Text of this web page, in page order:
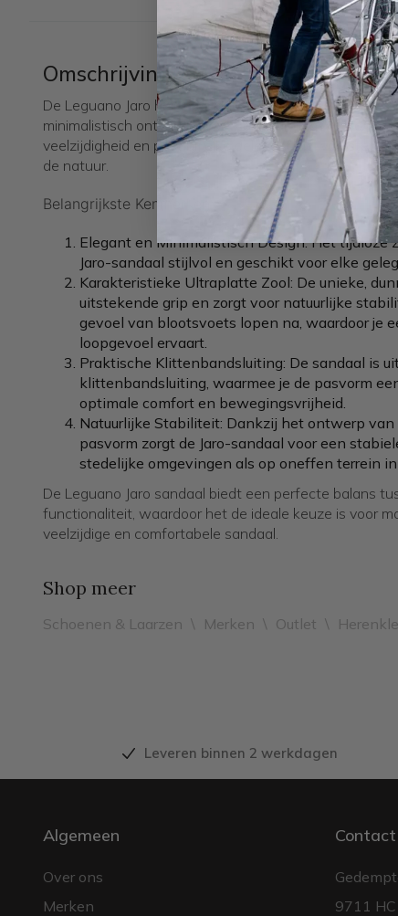
Omschrijving
De Leguano Jaro herensandaal combineert elegantie
minimalistisch ontwerp. Deze sandaal, uitgevoerd in
veelzijdigheid en past bij elke gelegenheid, van
de natuur.
Belangrijkste Kenmerken:
Elegant en Minimalistisch Design: Het tijdloze
Jaro-sandaal stijlvol en geschikt voor elke
Karakteristieke Ultraplatte Zool: De unieke,
uitstekende grip en zorgt voor natuurlijke
gevoel van blootsvoets lopen na, waardoor je
loopgevoel ervaart.
Praktische Klittenbandsluiting: De sandaal is
klittenbandsluiting, waarmee je de pasvorm
optimale comfort en bewegingsvrijheid.
Natuurlijke Stabiliteit: Dankzij het ontwerp van
pasvorm zorgt de Jaro-sandaal voor een
stedelijke omgevingen als op oneffen terrein in
De Leguano Jaro sandaal biedt een perfecte balans
functionaliteit, waardoor het de ideale keuze is voor
veelzijdige en comfortabele sandaal.
Shop meer
Schoenen & Laarzen \ Merken \ Outlet \
Leveren binnen 2 werkdagen
Algemeen
Over ons
Merken
Contact
9711